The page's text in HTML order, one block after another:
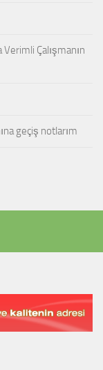
Çalışmanın
geçiş notlarım